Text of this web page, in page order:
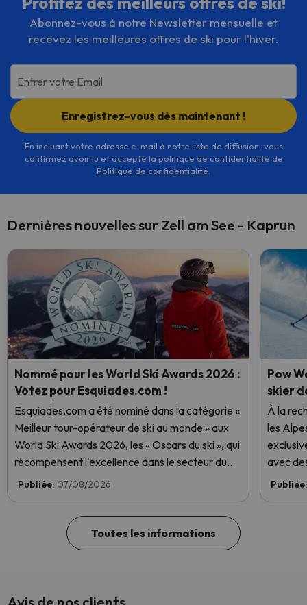
Abonnez-vous à notre Newsletter mensuelle et
recevez les meilleures offres de ski pour l'hiver.
Entrer votre Email
Enregistrez-vous dès maintenant !
En incluant votre adresse e-mail à notre liste de diffusion, vous
confirmez avoir lu et accepté la politique de confidentialité de
Politique de confidentialité
Dernières nouvelles sur Zell am See - Kaprun
Nommé pour les World Ski Awards 2026 :
Votez pour Esquiades.com !
Esquiades.com a été nominé dans la catégorie «
Meilleur tour-opérateur de ski au monde » aux
World Ski Awards 2026, les « Oscars du ski », qui
récompensent l'excellence dans le secteur du
ski. Votez dès maintenant et aidez-nous à
Publiée: 07/08/2026
Pow
skier
À la
les
avec
Toutes les informations